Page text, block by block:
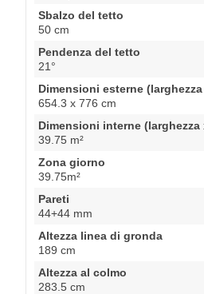
Sbalzo del tetto
50 cm
Pendenza del tetto
21°
Dimensioni esterne
654.3 x 776 cm
Dimensioni interne
39.75 m²
Zona giorno
39.75m²
Pareti
44+44 mm
Altezza linea di gronda
189 cm
Altezza al colmo
283.5 cm